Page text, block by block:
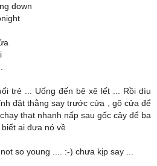
down
trẻ ... Uống đến bê xê lết ... Rồi dìu
đặt thằng say trước cửa , gõ cửa để
thạt nhanh nấp sau gốc cây để ba
ai đưa nó về
so young .... :-) chưa kịp say ...